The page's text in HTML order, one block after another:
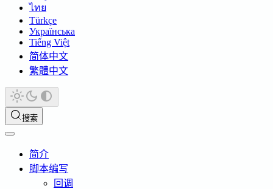
ไทย
Türkçe
Українська
Tiếng Việt
简体中文
繁體中文
搜索
简介
脚本编写
回调